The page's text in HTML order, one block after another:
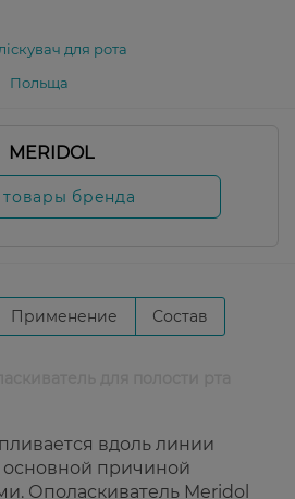
для рота
Польща
MERIDOL
товары бренда
Применение Состав
вдоль линии
основной причиной
Ополаскиватель Meridol